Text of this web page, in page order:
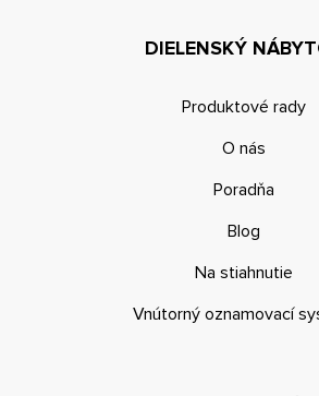
DIELENSKÝ
Produktové rady
O nás
Poradňa
Blog
Na stiahnutie
Vnútorný oznamovací